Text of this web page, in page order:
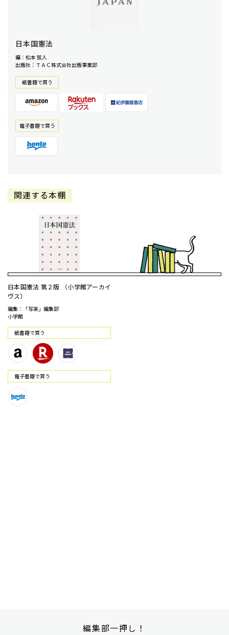
日本国憲法
編：松本 弦人
出版社：ＴＡＣ株式会社出版事業部
紙書籍で買う
電⼦書籍で買う
関連する本棚
日本国憲法 第２版 （小学館アーカイ
ヴス）
編集：「写楽」編集部
小学館
紙書籍で買う
電⼦書籍で買う
編集部一押し！